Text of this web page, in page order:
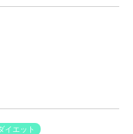
イエット